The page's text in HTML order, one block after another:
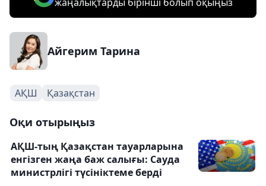
Айгерим Тарина
АҚШ Қазақстан
Оқи отырыңыз
АҚШ-тың Қазақстан тауарларына
енгізген жаңа баж салығы: Сауда
министрлігі түсініктеме берді